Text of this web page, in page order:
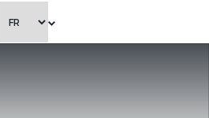
CHOISIR LA LANGUE